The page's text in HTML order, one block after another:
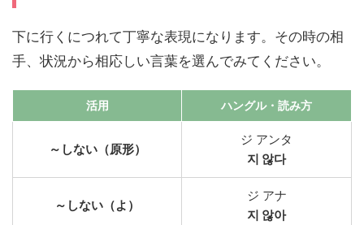
下に行くにつれて丁寧な表現になります。その時の相
手、状況から相応しい言葉を選んでみてください。
活用 ハングル・読み方
～しない（原形）
ジ アンタ
지 않다
～しない（よ）
ジ アナ
지 않아